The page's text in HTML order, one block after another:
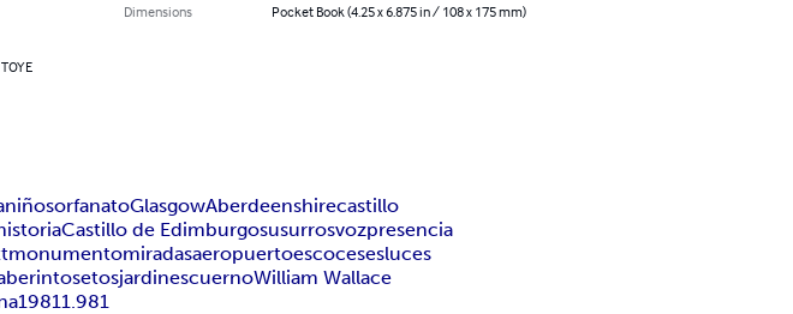
Dimensions
Pocket Book (4.25 x 6.875 in / 108 x 175 mm)
niñosorfanatoGlasgowAberdeenshirecastillo
Castillo de Edimburgosusurrosvozpresencia
monumentomiradasaeropuertoescocesesluces
setosjardinescuernoWilliam Wallace
19811.981